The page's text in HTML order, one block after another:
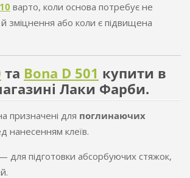
варто, коли основа потребує не
зміцнення або коли є підвищена
та Bona D 501 купити в
Лаки Фарби.
призначені для поглинаючих
нанесенням клеїв.
для підготовки абсорбуючих стяжок,